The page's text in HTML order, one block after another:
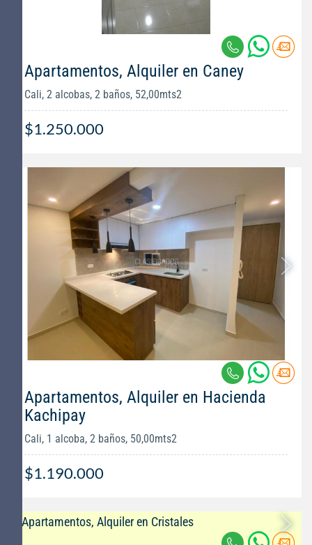
Apartamentos, Alquiler en Caney
Cali, 2 alcobas, 2 baños, 52,00mts2
$1.250.000
Apartamentos, Alquiler en Hacienda
Kachipay
Cali, 1 alcoba, 2 baños, 50,00mts2
$1.190.000